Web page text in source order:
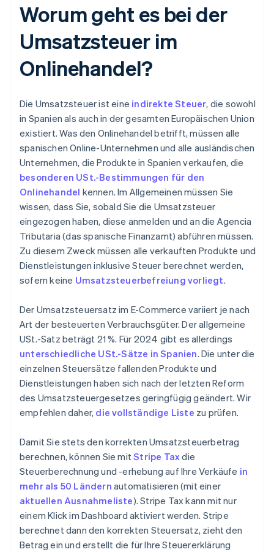
Worum geht es bei der
Umsatzsteuer im
Onlinehandel?
Die Umsatzsteuer ist eine indirekte Steuer, die sowohl
in Spanien als auch in der gesamten Europäischen Union
existiert. Was den Onlinehandel betrifft, müssen alle
spanischen Online-Unternehmen und alle ausländischen
Unternehmen, die Produkte in Spanien verkaufen, die
besonderen USt.-Bestimmungen für den
Onlinehandel kennen. Im Allgemeinen müssen Sie
wissen, dass Sie, sobald Sie die Umsatzsteuer
eingezogen haben, diese anmelden und an die Agencia
Tributaria (das spanische Finanzamt) abführen müssen.
Zu diesem Zweck müssen alle verkauften Produkte und
Dienstleistungen inklusive Steuer berechnet werden,
sofern keine Umsatzsteuerbefreiung vorliegt.
Der Umsatzsteuersatz im E-Commerce variiert je nach
Art der besteuerten Verbrauchsgüter. Der allgemeine
USt.-Satz beträgt 21 %. Für 2024 gibt es allerdings
unterschiedliche USt.-Sätze in Spanien. Die unter die
einzelnen Steuersätze fallenden Produkte und
Dienstleistungen haben sich nach der letzten Reform
des Umsatzsteuergesetzes geringfügig geändert. Wir
empfehlen daher, die vollständige Liste zu prüfen.
Damit Sie stets den korrekten Umsatzsteuerbetrag
berechnen, können Sie mitStripe Taxdie
Steuerberechnung und -erhebung auf Ihre Verkäufe in
mehr als 50 Ländern automatisieren (mit einer
aktuellen Ausnahmeliste). Stripe Tax kann mit nur
einem Klick im Dashboard aktiviert werden. Stripe
berechnet dann den korrekten Steuersatz, zieht den
Betrag ein und erstellt die für Ihre Steuererklärung